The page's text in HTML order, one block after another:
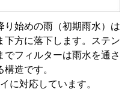
り始めの雨（初期雨水）は
下方に落下します。ステン
でフィルターは雨水を通さ
造です。
に対応しています。